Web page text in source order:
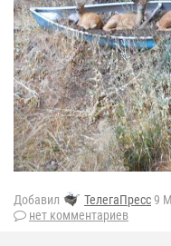
Добавил ТелегаПресс9
нет комментариев